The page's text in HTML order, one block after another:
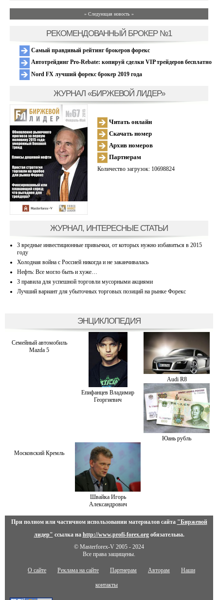
» Следующая новость »
РЕКОМЕНДОВАННЫЙ БРОКЕР №1
Самый правдивый рейтинг брокеров форекс
Автотрейдинг Pro-Rebate: копируй сделки VIP трейдеров бесплатно
Nord FX лучший форекс брокер 2019 года
ЖУРНАЛ «БИРЖЕВОЙ ЛИДЕР»
Читать онлайн
Скачать номер
Архив номеров
Партнерам
Количество загрузок: 10698824
ЖУРНАЛ, ИНТЕРЕСНЫЕ СТАТЬИ
3 вредные инвестиционные привычки, от которых нужно избавиться в 2015
году
Холодная война с Россией никогда и не заканчивалась
Нефть: Все могло быть и хуже…
3 правила для успешной торговли мусорными акциями
Лучший вариант для убыточных торговых позиций на рынке Форекс
ЭНЦИКЛОПЕДИЯ
Семейный автомобиль
Mazda 5
Епифанцев Владимир
Георгиевич
Audi R8
Юань рубль
Московский Кремль
Швайка Игорь
Александрович
При полном или частичном использовании материалов сайта "Биржевой
лидер" ссылка на http://www.profi-forex.orgобязательна.
© Masterforex-V 2005 - 2024
Все права защищены.
О сайте Реклама на сайте Партнерам Авторам Наши
контакты